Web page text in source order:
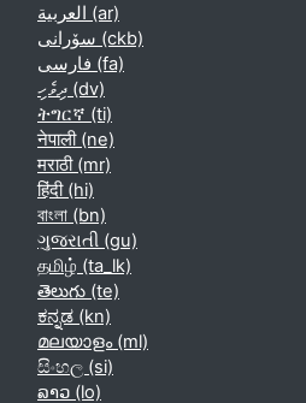
العربية ‎(ar)‎
سۆرانی ‎(ckb)‎
فارسی ‎(fa)‎
ދިވެހި ‎(dv)‎
ትግርኛ ‎(ti)‎
नेपाली ‎(ne)‎
मराठी ‎(mr)‎
हिंदी ‎(hi)‎
বাংলা ‎(bn)‎
ગુજરાતી ‎(gu)‎
தமிழ் ‎(ta_lk)‎
తెలుగు ‎(te)‎
ಕನ್ನಡ ‎(kn)‎
മലയാളം ‎(ml)‎
සිංහල ‎(si)‎
ລາວ ‎(lo)‎